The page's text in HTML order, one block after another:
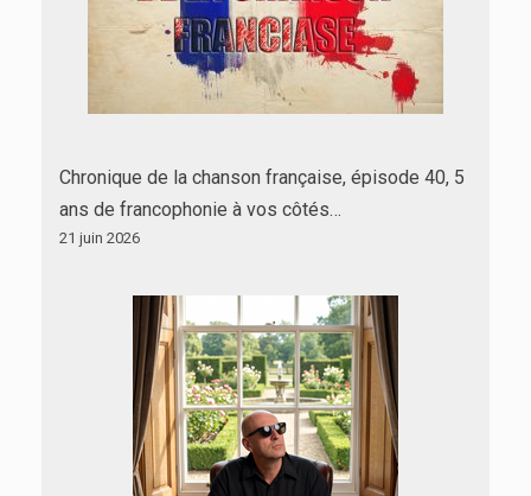
Chronique de la chanson française, épisode 40, 5
ans de francophonie à vos côtés…
21 juin 2026